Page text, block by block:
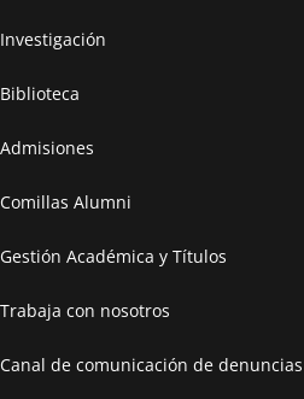
Investigación
Biblioteca
Admisiones
Comillas Alumni
Gestión Académica y Títulos
Trabaja con nosotros
Canal de comunicación de denuncias